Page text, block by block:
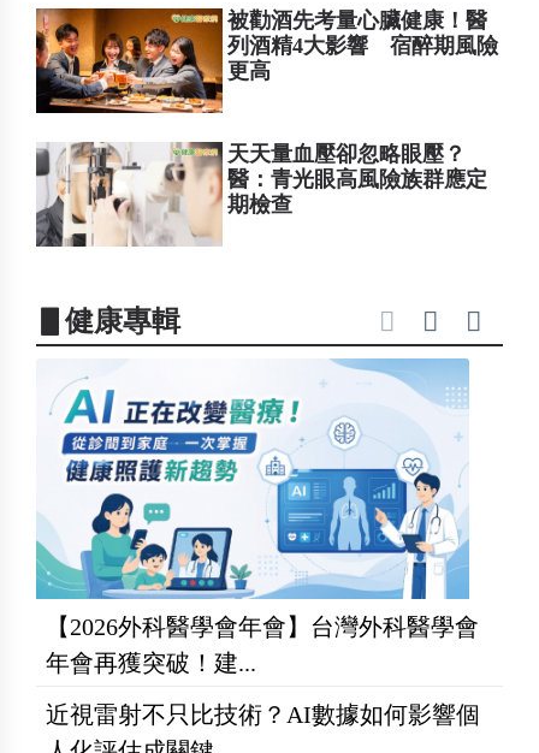
被勸酒先考量心臟健康！醫
列酒精4大影響 宿醉期風險
更高
天天量血壓卻忽略眼壓？
醫：青光眼高風險族群應定
期檢查
▋健康專輯
【2026外科醫學會年會】台灣外科醫學會
年會再獲突破！建...
近視雷射不只比技術？AI數據如何影響個